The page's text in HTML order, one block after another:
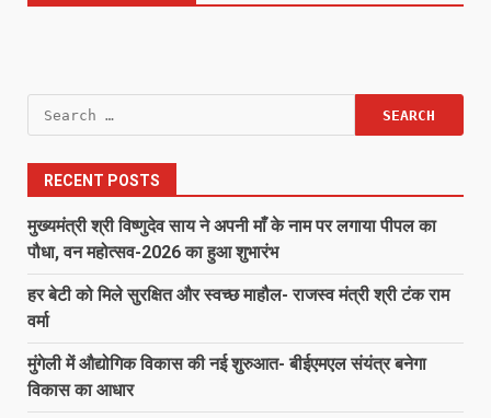
Search
for:
RECENT POSTS
मुख्यमंत्री श्री विष्णुदेव साय ने अपनी माँ के नाम पर लगाया पीपल का
पौधा, वन महोत्सव-2026 का हुआ शुभारंभ
हर बेटी को मिले सुरक्षित और स्वच्छ माहौल- राजस्व मंत्री श्री टंक राम
वर्मा
मुंगेली में औद्योगिक विकास की नई शुरुआत- बीईएमएल संयंत्र बनेगा
विकास का आधार